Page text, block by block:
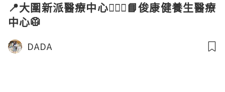
📍大圍新派醫療中心👨🏻‍⚕️📘俊康健養生醫療
中心🥼
DADA